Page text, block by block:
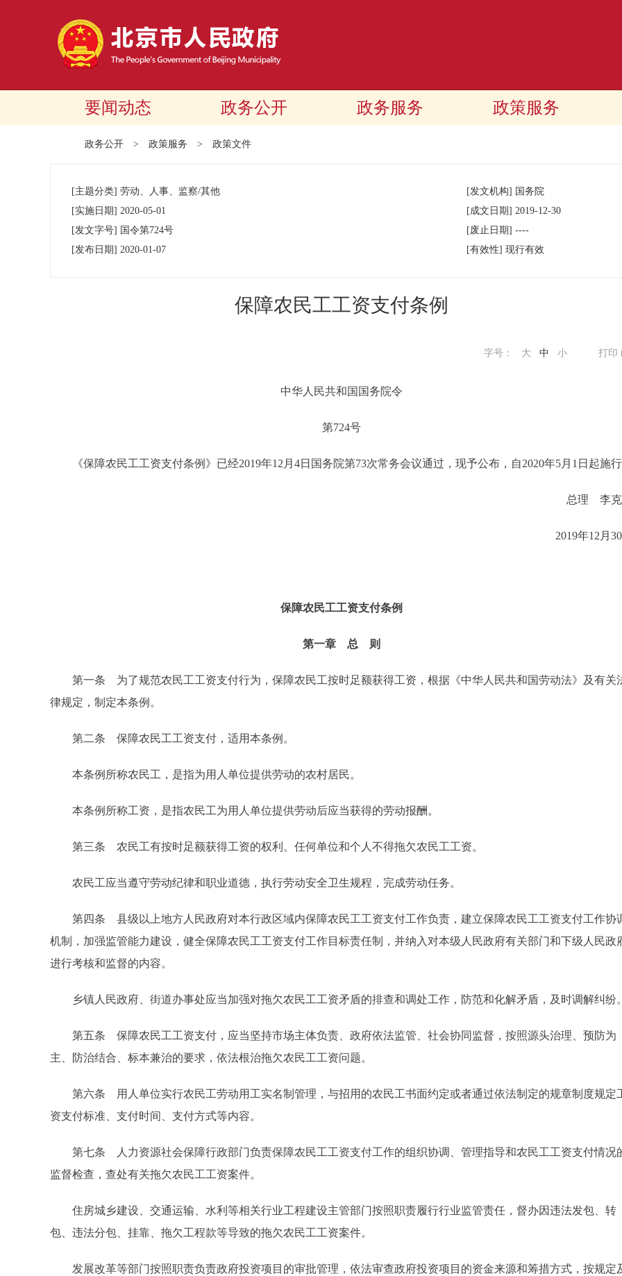
要闻动态 政务公开 政务服务 政策服务
政务公开 > 政策服务 > 政策文件
[主题分类] 劳动、人事、监察/其他 [发文机构] 国务院
[实施日期] 2020-05-01 [成文日期] 2019-12-30
[发文字号] 国令第724号 [废止日期] ----
[发布日期] 2020-01-07 [有效性] 现行有效
保障农民工工资支付条例
打印
字号： 大 中 小
中华人民共和国国务院令
第724号
《保障农民工工资支付条例》已经2019年12月4日国务院第73次常务会议通过，现予公布，自2020年5月1日起施
总理 李
2019年12月
保障农民工工资支付条例
第一章 总 则
第一条 为了规范农民工工资支付行为，保障农民工按时足额获得工资，根据《中华人民共和国劳动法》及有关
律规定，制定本条例。
第二条 保障农民工工资支付，适用本条例。
本条例所称农民工，是指为用人单位提供劳动的农村居民。
本条例所称工资，是指农民工为用人单位提供劳动后应当获得的劳动报酬。
第三条 农民工有按时足额获得工资的权利。任何单位和个人不得拖欠农民工工资。
农民工应当遵守劳动纪律和职业道德，执行劳动安全卫生规程，完成劳动任务。
第四条 县级以上地方人民政府对本行政区域内保障农民工工资支付工作负责，建立保障农民工工资支付工作协
机制，加强监管能力建设，健全保障农民工工资支付工作目标责任制，并纳入对本级人民政府有关部门和下级人民政
进行考核和监督的内容。
乡镇人民政府、街道办事处应当加强对拖欠农民工工资矛盾的排查和调处工作，防范和化解矛盾，及时调解纠纷
第五条 保障农民工工资支付，应当坚持市场主体负责、政府依法监管、社会协同监督，按照源头治理、预防为
主、防治结合、标本兼治的要求，依法根治拖欠农民工工资问题。
第六条 用人单位实行农民工劳动用工实名制管理，与招用的农民工书面约定或者通过依法制定的规章制度规定
资支付标准、支付时间、支付方式等内容。
第七条 人力资源社会保障行政部门负责保障农民工工资支付工作的组织协调、管理指导和农民工工资支付情况
监督检查，查处有关拖欠农民工工资案件。
住房城乡建设、交通运输、水利等相关行业工程建设主管部门按照职责履行行业监管责任，督办因违法发包、转
包、违法分包、挂靠、拖欠工程款等导致的拖欠农民工工资案件。
发展改革等部门按照职责负责政府投资项目的审批管理，依法审查政府投资项目的资金来源和筹措方式，按规定